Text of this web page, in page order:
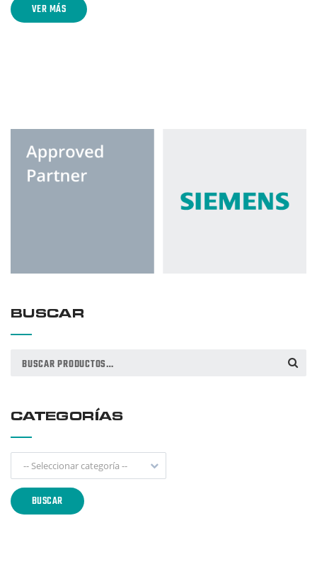
VER MÁS
BUSCAR
Buscar
BUSCAR
CATEGORÍAS
-- Seleccionar categoría --
BUSCAR